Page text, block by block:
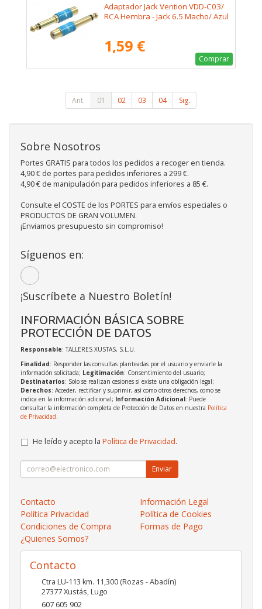
Adaptador Jack Vention VDD-C03/
RCA Hembra - Jack 6.5 Macho/ Azul
1,59 €
Comprar
Ant. 01 02 03 04 Sig.
Sobre Nosotros
Portes GRATIS para todos los pedidos a recoger en tienda.
4,90 € de portes para pedidos inferiores a 299 €.
4,90 € de manipulación para pedidos inferiores a 85 €.
Consulte el COSTE de los PORTES para envíos especiales o
PRODUCTOS DE GRAN VOLUMEN.
¡Enviamos presupuesto sin compromiso!
Síguenos en:
¡Suscríbete a Nuestro Boletín!
INFORMACIÓN BÁSICA SOBRE
PROTECCIÓN DE DATOS
Responsable: TALLERES XUSTAS, S.L.U.
Finalidad: Responder las consultas planteadas por el usuario y enviarle la
información solicitada; Legitimación: Consentimiento del usuario;
Destinatarios: Solo se realizan cesiones si existe una obligación legal;
Derechos: Acceder, rectificar y suprimir, así como otros derechos, como se
indica en la información adicional; Información Adicional: Puede
consultar la información completa de Protección de Datos en nuestra Política
de Privacidad
He leído y acepto la Política de Privacidad.
Enviar
Contacto
Información Legal
Política Privacidad
Política de Cookies
Condiciones de Compra
Formas de Pago
¿Quienes Somos?
Contacto
Ctra LU-113 km. 11,300 (Rozas - Abadín)
27377Xustás,Lugo
607 605 902